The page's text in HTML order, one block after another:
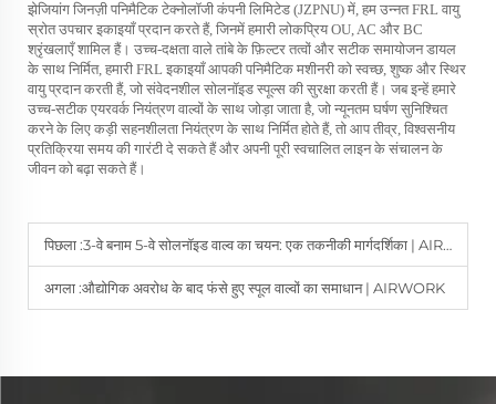
झेजियांग जिनज़ी पनिमैटिक टेक्नोलॉजी कंपनी लिमिटेड (JZPNU) में, हम उन्नत FRL वायु
स्रोत उपचार इकाइयाँ प्रदान करते हैं, जिनमें हमारी लोकप्रिय OU, AC और BC
श्रृंखलाएँ शामिल हैं। उच्च-दक्षता वाले तांबे के फ़िल्टर तत्वों और सटीक समायोजन डायल
के साथ निर्मित, हमारी FRL इकाइयाँ आपकी पनिमैटिक मशीनरी को स्वच्छ, शुष्क और स्थिर
वायु प्रदान करती हैं, जो संवेदनशील सोलनॉइड स्पूल्स की सुरक्षा करती हैं। जब इन्हें हमारे
उच्च-सटीक एयरवर्क नियंत्रण वाल्वों के साथ जोड़ा जाता है, जो न्यूनतम घर्षण सुनिश्चित
करने के लिए कड़ी सहनशीलता नियंत्रण के साथ निर्मित होते हैं, तो आप तीव्र, विश्वसनीय
प्रतिक्रिया समय की गारंटी दे सकते हैं और अपनी पूरी स्वचालित लाइन के संचालन के
जीवन को बढ़ा सकते हैं।
पिछला :3-वे बनाम 5-वे सोलनॉइड वाल्व का चयन: एक तकनीकी मार्गदर्शिका | AIRWORK
अगला :औद्योगिक अवरोध के बाद फंसे हुए स्पूल वाल्वों का समाधान | AIRWORK